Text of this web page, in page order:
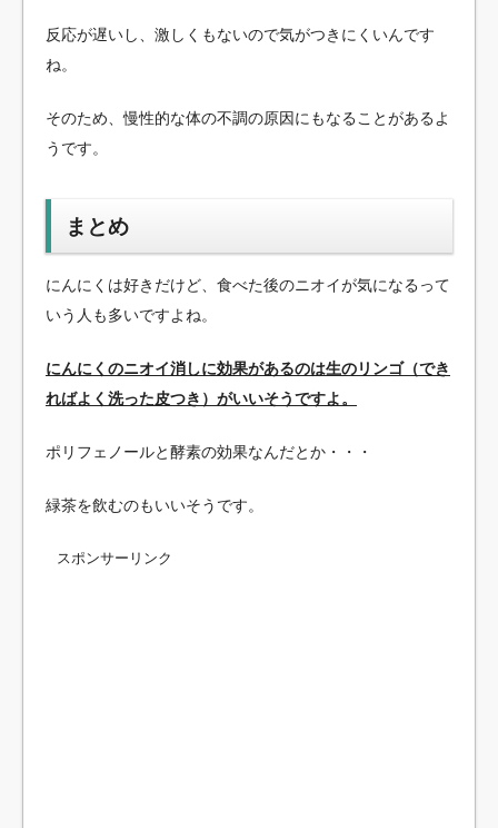
反応が遅いし、激しくもないので気がつきにくいんです
ね。
そのため、慢性的な体の不調の原因にもなることがあるよ
うです。
まとめ
にんにくは好きだけど、食べた後のニオイが気になるって
いう人も多いですよね。
にんにくのニオイ消しに効果があるのは生のリンゴ（でき
ればよく洗った皮つき）がいいそうですよ。
ポリフェノールと酵素の効果なんだとか・・・
緑茶を飲むのもいいそうです。
スポンサーリンク